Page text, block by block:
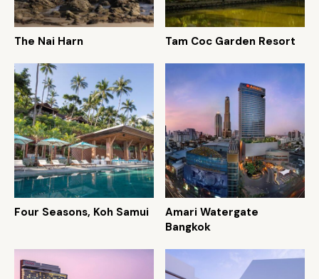
The Nai Harn Tam Coc Garden Resort
Four Seasons, Koh Samui
Amari Watergate
Bangkok